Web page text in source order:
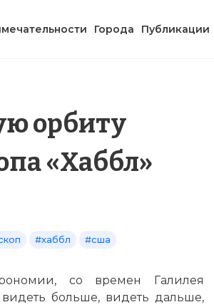
Города Публикации
орбиту
«Хаббл»
#хаббл #сша
со времен Галилея
больше, видеть дальше,